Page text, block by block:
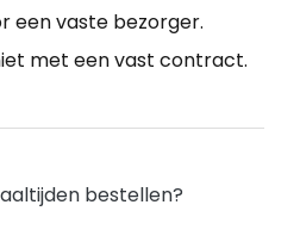
een vaste bezorger.
met een vast contract.
bestellen?